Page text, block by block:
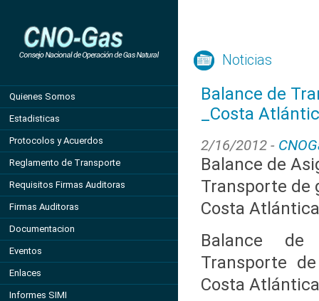
Quienes Somos
Estadisticas
Protocolos y Acuerdos
Reglamento de Transporte
Requisitos Firmas Auditoras
Firmas Auditoras
Documentacion
Eventos
Enlaces
Informes SIMI
Noticias
Balance de
_Costa
2/16/2012 -
Balance de
Transporte de
Costa Atlántica
Balance de
Transporte
Costa Atlántica